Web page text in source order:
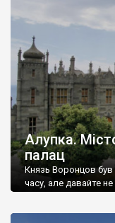
Алупка.
палац
Князь Воронцов
часу, але давайте